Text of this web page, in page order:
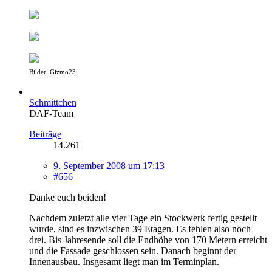
Bilder: Gizmo23
Schmittchen
DAF-Team
Beiträge
14.261
9. September 2008 um 17:13
#656
Danke euch beiden!
Nachdem zuletzt alle vier Tage ein Stockwerk fertig gestellt
wurde, sind es inzwischen 39 Etagen. Es fehlen also noch
drei. Bis Jahresende soll die Endhöhe von 170 Metern erreicht
und die Fassade geschlossen sein. Danach beginnt der
Innenausbau. Insgesamt liegt man im Terminplan.